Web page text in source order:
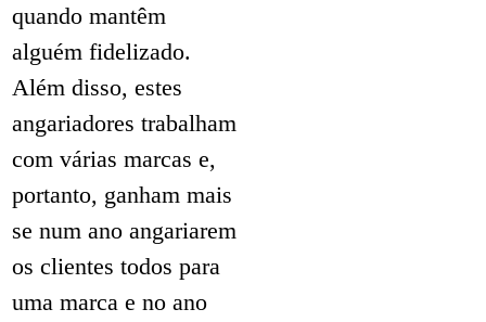
quando mantêm
alguém fidelizado.
Além disso, estes
angariadores trabalham
com várias marcas e,
portanto, ganham mais
se num ano angariarem
os clientes todos para
uma marca e no ano